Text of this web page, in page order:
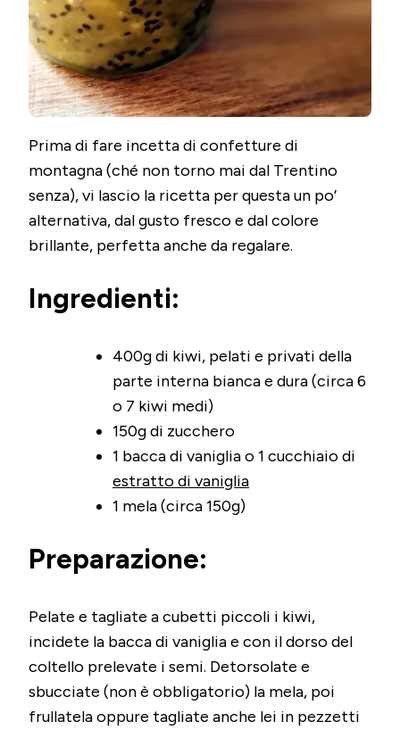
Prima di fare incetta di confetture di
montagna (ché non torno mai dal Trentino
senza), vi lascio la ricetta per questa un po’
alternativa, dal gusto fresco e dal colore
brillante, perfetta anche da regalare.
Ingredienti:
400g di kiwi, pelati e privati della
parte interna bianca e dura (circa 6
o 7 kiwi medi)
150g di zucchero
1 bacca di vaniglia o 1 cucchiaio di
estratto di vaniglia
1 mela (circa 150g)
Preparazione:
Pelate e tagliate a cubetti piccoli i kiwi,
incidete la bacca di vaniglia e con il dorso del
coltello prelevate i semi. Detorsolate e
sbucciate (non è obbligatorio) la mela, poi
frullatela oppure tagliate anche lei in pezzetti